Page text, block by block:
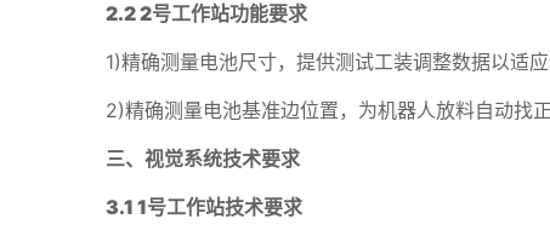
2.2 2号工作站功能要求
1)精确测量电池尺寸，提供测试工装调整数据以适应
2)精确测量电池基准边位置，为机器人放料自动找正
三、视觉系统技术要求
3.1 1号工作站技术要求